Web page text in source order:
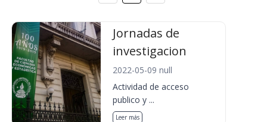
Jornadas de
investigacion
2022-05-09 null
Actividad de acceso
publico y ...
Leer más